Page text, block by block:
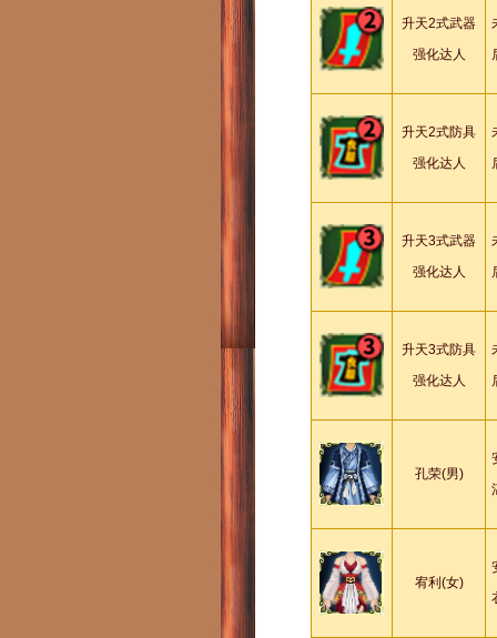
升天2式武器
强化达人
升天2式防具
强化达人
升天3式武器
强化达人
升天3式防具
强化达人
孔荣(男)
宥利(女)